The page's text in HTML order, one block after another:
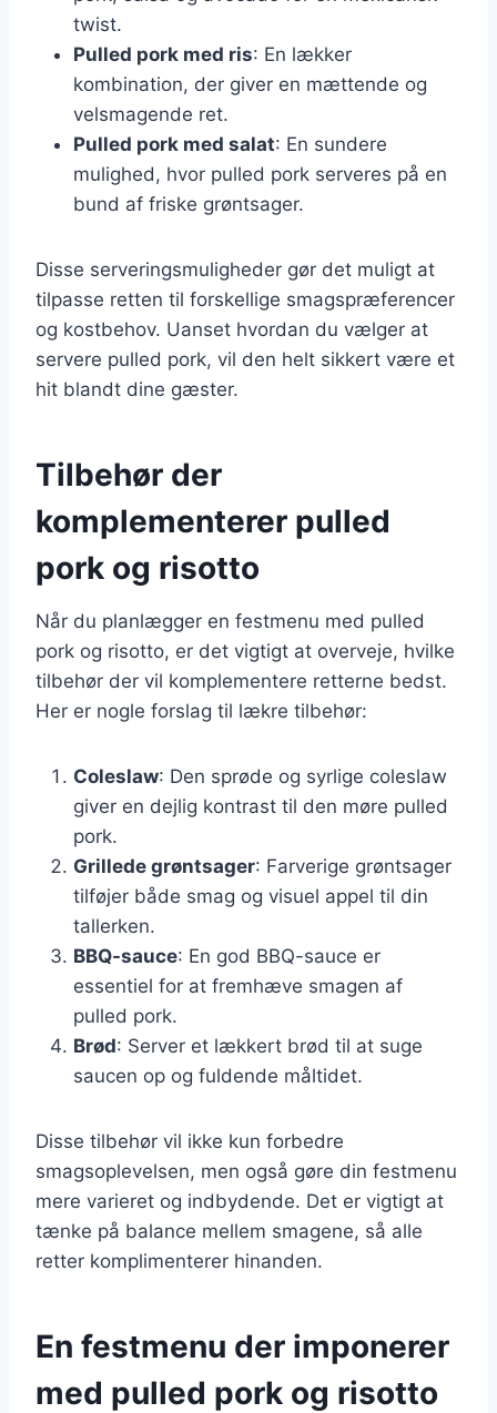
twist.
Pulled pork med ris: En lækker
kombination, der giver en mættende og
velsmagende ret.
Pulled pork med salat: En sundere
mulighed, hvor pulled pork serveres på en
bund af friske grøntsager.
Disse serveringsmuligheder gør det muligt at
tilpasse retten til forskellige smagspræferencer
og kostbehov. Uanset hvordan du vælger at
servere pulled pork, vil den helt sikkert være et
hit blandt dine gæster.
Tilbehør der
komplementerer pulled
pork og risotto
Når du planlægger en festmenu med pulled
pork og risotto, er det vigtigt at overveje, hvilke
tilbehør der vil komplementere retterne bedst.
Her er nogle forslag til lækre tilbehør:
Coleslaw: Den sprøde og syrlige coleslaw
giver en dejlig kontrast til den møre pulled
pork.
Grillede grøntsager: Farverige grøntsager
tilføjer både smag og visuel appel til din
tallerken.
BBQ-sauce: En god BBQ-sauce er
essentiel for at fremhæve smagen af
pulled pork.
Brød: Server et lækkert brød til at suge
saucen op og fuldende måltidet.
Disse tilbehør vil ikke kun forbedre
smagsoplevelsen, men også gøre din festmenu
mere varieret og indbydende. Det er vigtigt at
tænke på balance mellem smagene, så alle
retter komplimenterer hinanden.
En festmenu der imponerer
med pulled pork og risotto